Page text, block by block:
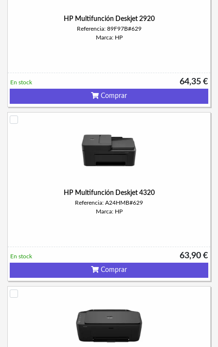
HP Multifunción Deskjet 2920
Referencia: 89F97B#629
Marca: HP
64,35 €
En stock
Comprar
HP Multifunción Deskjet 4320
Referencia: A24HMB#629
Marca: HP
63,90 €
En stock
Comprar